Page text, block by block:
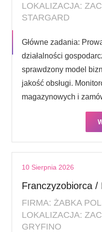
LOKALIZACJA:
STARGARD
Główne zadania:
działalności
sprawdzony model
jakość obsługi.
magazynowych i
10 Sierpnia 2026
Franczyzobiorca /
FIRMA: ŻABKA
LOKALIZACJA:
GRYFINO